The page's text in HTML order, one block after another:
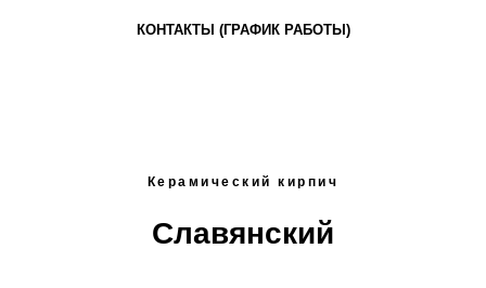
КОНТАКТЫ (ГРАФИК РАБОТЫ)
Керамический кирпич
Славянский